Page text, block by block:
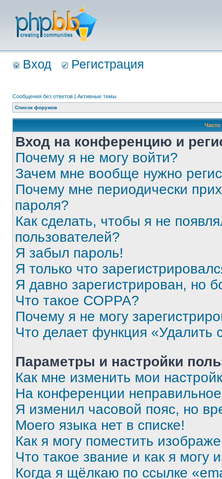
Вход Регистрация
Сообщения без ответов | Активные темы
Список форумов
Вход на конференцию и
Почему я не могу войти?
Зачем мне вообще нужно
Почему мне периодически
пароля?
Как сделать, чтобы я не
пользователей?
Я забыл пароль!
Я только что
Я давно зарегистрирован, но
Что такое COPPA?
Почему я не могу
Что делает функция «Удалить
Параметры и настройки
Как мне изменить мои
На конференции
Я изменил часовой пояс, но
Моего языка нет в списке!
Как я могу поместить
Что такое звание и как я могу
Когда я щёлкаю по ссылке